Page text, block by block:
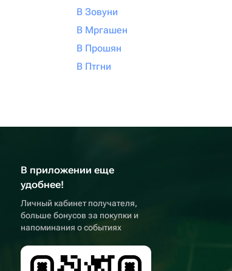
В Зовуни
В Мргашен
В Прошян
В Птгни
В приложении еще
удобнее!
Личный кабинет получателя,
больше бонусов за покупки и
напоминания о событиях